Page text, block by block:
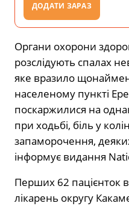
ДОДАТИ ЗАРАЗ
Органи охорони
розслідують спалах
яке вразило
населеному пункті
поскаржилися на
при ходьбі, біль у
запаморочення,
інформує видання
Перших 62 пацієнток
лікарень округу